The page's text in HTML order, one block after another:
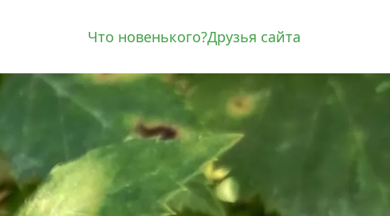
Что новенького?Друзья сайта